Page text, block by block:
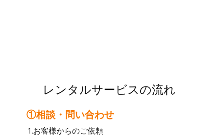
レンタルサービスの流れ
1.お客様からのご依頼
①相談・問い合わせ